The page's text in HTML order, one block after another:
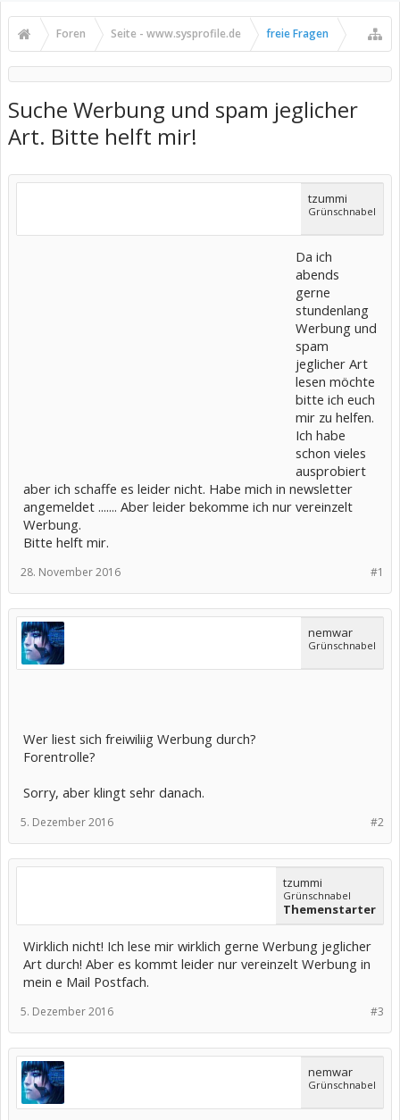
Foren Seite - www.sysprofile.de freie Fragen
Suche Werbung und spam jeglicher
Art. Bitte helft mir!
tzummi
Grünschnabel
Da ich
abends
gerne
stundenlang
Werbung und
spam
jeglicher Art
lesen möchte
bitte ich euch
mir zu helfen.
Ich habe
schon vieles
ausprobiert
aber ich schaffe es leider nicht. Habe mich in newsletter
angemeldet ....... Aber leider bekomme ich nur vereinzelt
Werbung.
Bitte helft mir.
#1
28. November 2016
nemwar
Grünschnabel
Wer liest sich freiwiliig Werbung durch?
Forentrolle?
Sorry, aber klingt sehr danach.
#2
5. Dezember 2016
tzummi
Grünschnabel
Themenstarter
Wirklich nicht! Ich lese mir wirklich gerne Werbung jeglicher
Art durch! Aber es kommt leider nur vereinzelt Werbung in
mein e Mail Postfach.
#3
5. Dezember 2016
nemwar
Grünschnabel